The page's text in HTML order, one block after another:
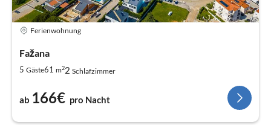
Ferienwohnung
Fažana
5 Gäste61 m22 Schlafzimmer
ab 166€ pro Nacht